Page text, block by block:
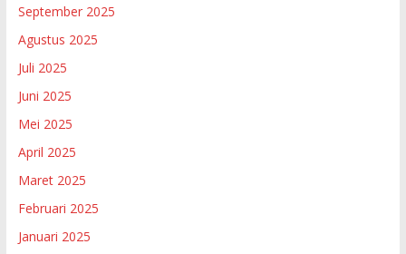
September 2025
Agustus 2025
Juli 2025
Juni 2025
Mei 2025
April 2025
Maret 2025
Februari 2025
Januari 2025